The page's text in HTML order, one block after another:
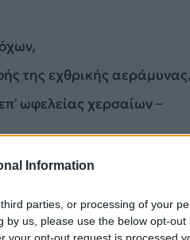
Information
parties, or processing of your
us, please use the below opt-out
your opt-out request is processed
της εχθρικής αεράμυνας,
ωφελείας χερσαίων –